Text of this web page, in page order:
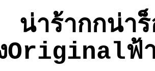
น่าร้ากกน่
Originalฟ้า